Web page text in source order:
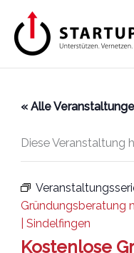
Inhalt
springen
« Alle
Diese Veranstaltung
Gründungsberatung
| Sindelfingen
Kostenlose